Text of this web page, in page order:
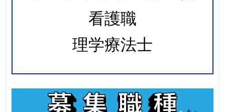
看護職
理学療法士